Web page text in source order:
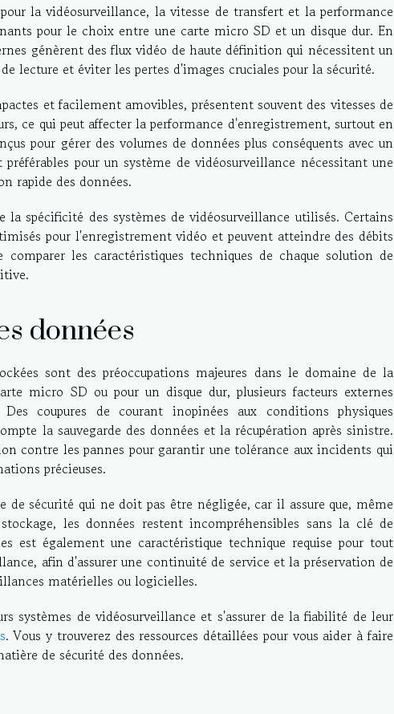
la vidéosurveillance, la vitesse de transfert et la performance
pour le choix entre une carte micro SD et un disque dur. En
génèrent des flux vidéo de haute définition qui nécessitent un
lecture et éviter les pertes d'images cruciales pour la sécurité.
et facilement amovibles, présentent souvent des vitesses de
ce qui peut affecter la performance d'enregistrement, surtout en
pour gérer des volumes de données plus conséquents avec un
pour un système de vidéosurveillance nécessitant une
rapide des données.
spécificité des systèmes de vidéosurveillance utilisés. Certains
pour l'enregistrement vidéo et peuvent atteindre des débits
les caractéristiques techniques de chaque solution de
données
sont des préoccupations majeures dans le domaine de la
micro SD ou pour un disque dur, plusieurs facteurs externes
coupures de courant inopinées aux conditions physiques
la sauvegarde des données et la récupération après sinistre.
contre les pannes pour garantir une tolérance aux incidents qui
précieuses.
de sécurité qui ne doit pas être négligée, car il assure que, même
les données restent incompréhensibles sans la clé de
est également une caractéristique technique requise pour tout
afin d'assurer une continuité de service et la préservation de
matérielles ou logicielles.
systèmes de vidéosurveillance et s'assurer de la fiabilité de leur
. Vous y trouverez des ressources détaillées pour vous aider à faire
de sécurité des données.